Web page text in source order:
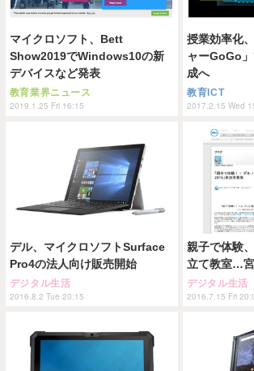
マイクロソフト、Bett
Show2019でWindows10の新
デバイスなど発表
教育業界ニュース
2019.1.25 Fri 16:15
授業効率化
ャーGoGo
成へ
教育ICT
2017.2.15 Wed
デル、マイクロソフトSurface
Pro4の法人向け販売開始
デジタル生活
2016.8.2 Tue 20:15
親子で体験
立て教室…
デジタル生活
2016.7.15 Fri